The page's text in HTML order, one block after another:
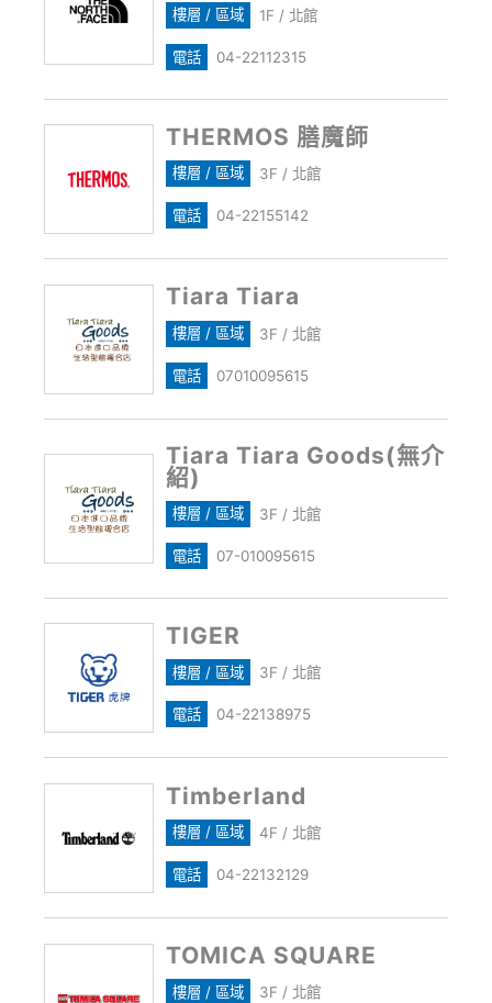
樓層 / 區域 1F / 北館
電話 04-22112315
THERMOS 膳魔師
樓層 / 區域 3F / 北館
電話 04-22155142
Tiara Tiara
樓層 / 區域 3F / 北館
電話 07010095615
Tiara Tiara Goods(無介
紹)
樓層 / 區域 3F / 北館
電話 07-010095615
TIGER
樓層 / 區域 3F / 北館
電話 04-22138975
Timberland
樓層 / 區域 4F / 北館
電話 04-22132129
TOMICA SQUARE
樓層 / 區域 3F / 北館